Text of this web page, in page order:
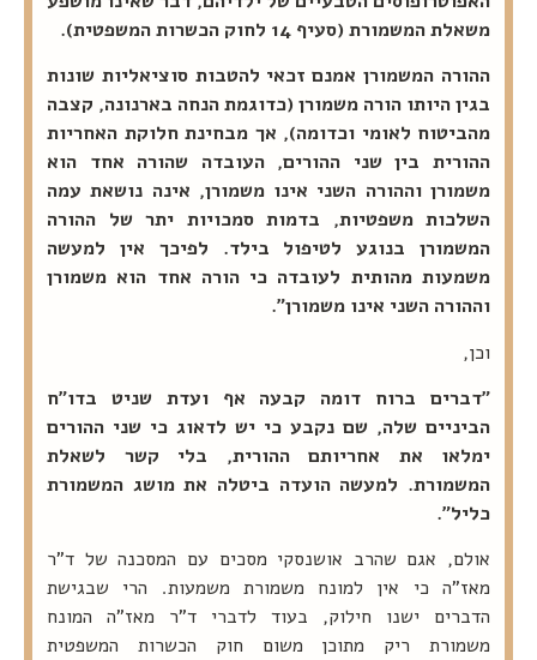
משאלת המשמורת (סעיף 14 לחוק הכשרות המשפטית).
ההורה המשמורן אמנם זכאי להטבות סוציאליות שונות
בגין היותו הורה משמורן (כדוגמת הנחה בארנונה, קצבה
מהביטוח לאומי וכדומה), אך מבחינת חלוקת האחריות
ההורית בין שני ההורים, העובדה שהורה אחד הוא
משמורן וההורה השני אינו משמורן, אינה נושאת עמה
השלכות משפטיות, בדמות סמכויות יתר של ההורה
המשמורן בנוגע לטיפול בילד. לפיכך אין למעשה
משמעות מהותית לעובדה כי הורה אחד הוא משמורן
וההורה השני אינו משמורן".
וכן,
"דברים ברוח דומה קבעה אף ועדת שניט בדו"ח
הביניים שלה, שם נקבע כי יש לדאוג כי שני ההורים
ימלאו את אחריותם ההורית, בלי קשר לשאלת
המשמורת. למעשה הועדה ביטלה את מושג המשמורת
כליל".
אולם, אגם שהרב אושנסקי מסכים עם המסכנה של ד"ר
מאז"ה כי אין למונח משמורת משמעות. הרי שבגישת
הדברים ישנו חילוק, בעוד לדברי ד"ר מאז"ה המונח
משמורת ריק מתוכן משום חוק הכשרות המשפטית